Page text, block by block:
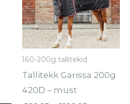
mitu
varianti.
Valikuid
saab
teha
tootelehel.
160-200g tallitekid
Tallitekk Garissa 200g
420D – must